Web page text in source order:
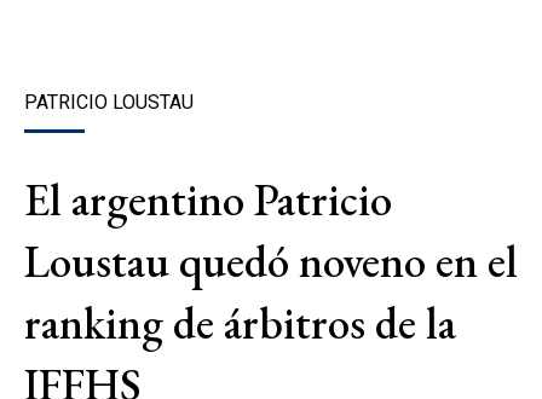
PATRICIO LOUSTAU
El argentino Patricio
Loustau quedó noveno en el
ranking de árbitros de la
IFFHS